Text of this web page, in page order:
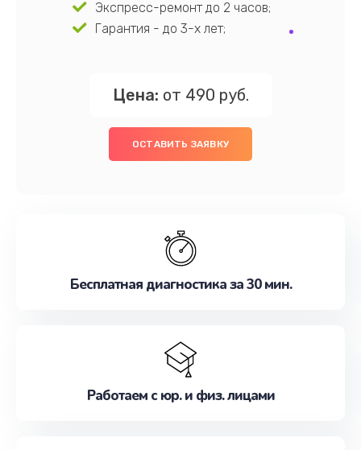
Экспресс-ремонт до 2 часов;
Гарантия - до 3-х лет;
Цена: от 490 руб.
ОСТАВИТЬ ЗАЯВКУ
Бесплатная диагностика за 30 мин.
Работаем с юр. и физ. лицами